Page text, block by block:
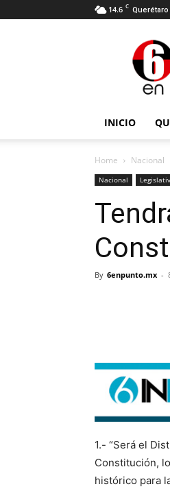
14.6 C Querétaro
INICIO
Home Nacional
Nacional
By 6enpunto.mx -
1.- “Será el
Constitución,
histórico para